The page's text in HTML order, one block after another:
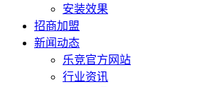
安装效果
招商加盟
新闻动态
乐竞官方网站
行业资讯